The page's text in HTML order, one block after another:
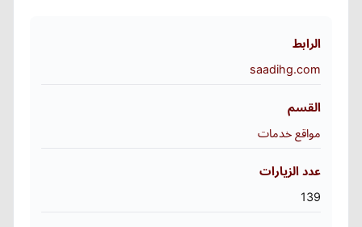
الرابط
saadihg.com
القسم
مواقع خدمات
عدد الزيارات
139